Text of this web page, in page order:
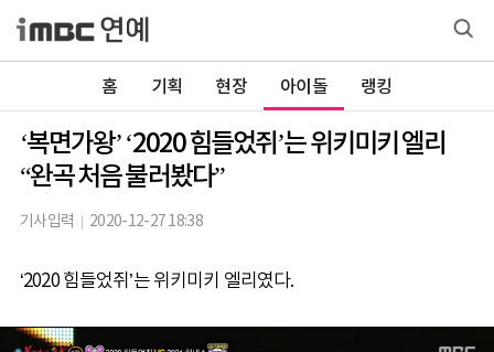
홈 기획 현장 아이돌 랭킹
‘복면가왕’ ‘2020 힘들었쥐’는 위키미키 엘리
“완곡 처음 불러봤다”
기사입력 2020-12-27 18:38
‘2020 힘들었쥐’는 위키미키 엘리였다.